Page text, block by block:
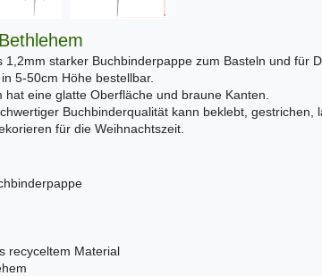
starker Buchbinderpappe zum Basteln und für
5-50cm Höhe bestellbar.
hat eine glatte Oberfläche und braune Kanten.
Buchbinderqualität kann beklebt, gestrichen,
für die Weihnachtszeit.
recyceltem Material